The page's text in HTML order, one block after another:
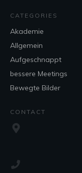
CATEGORIES
Akademie
Allgemein
Aufgeschnappt
bessere Meetings
Bewegte Bilder
CONTACT